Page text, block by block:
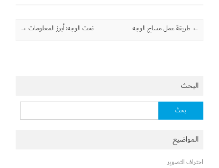
Post navigation
← طريقة عمل مساج الوجه نحت الوجه: أبرز المعلومات →
البحث
المواضيع
احتراف التصوير